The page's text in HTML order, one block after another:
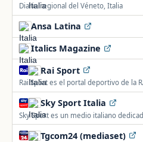
Diario regional del Véneto, Italia
Ansa Latina
Italics Magazine
Rai Sport
Rai Sport es el portal deportivo de la
en directo del deporte italiano.
Sky Sport Italia
Sky Sport es un medio italiano
resultados en directo.
Tgcom24 (mediaset)